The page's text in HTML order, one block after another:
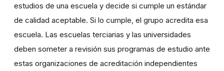
estudios de una escuela y decide si cumple un estándar
de calidad aceptable. Si lo cumple, el grupo acredita esa
escuela. Las escuelas terciarias y las universidades
deben someter a revisión sus programas de estudio ante
estas organizaciones de acreditación independientes